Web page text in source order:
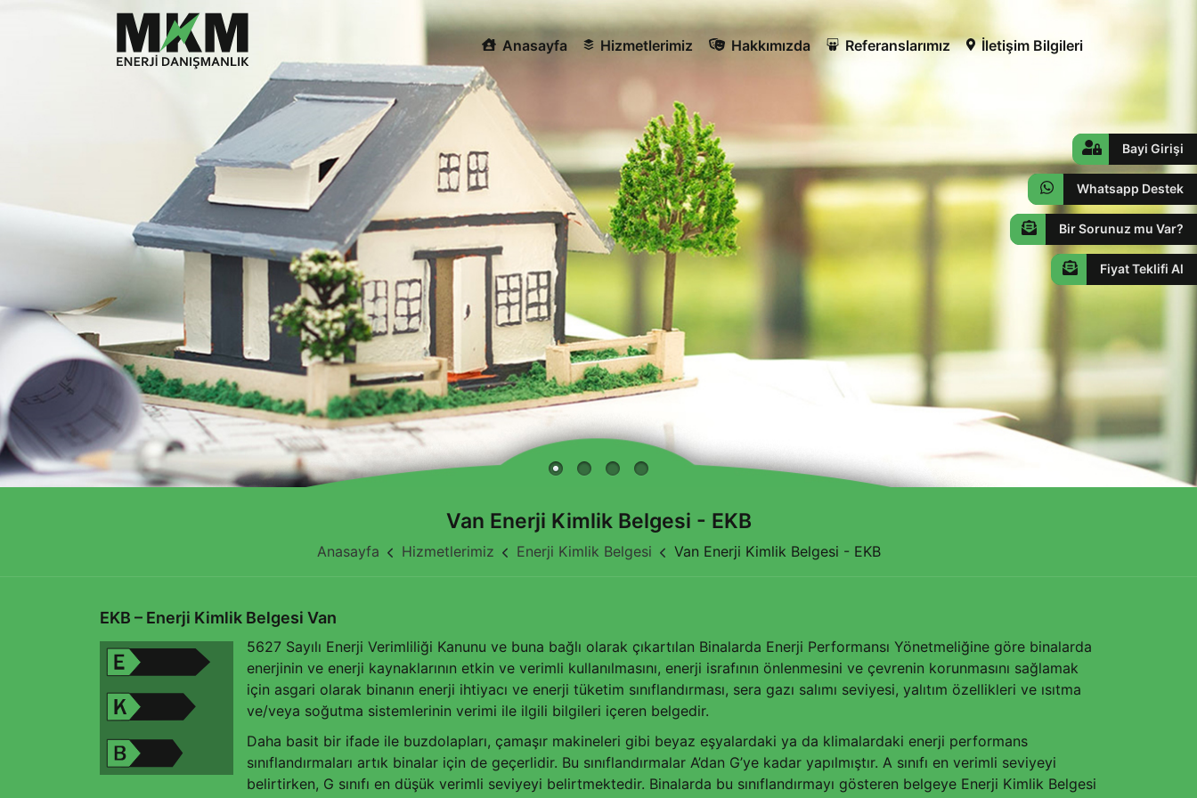
Bayi Girişi
Whatsapp Destek
Bir Sorunuz mu Var?
Fiyat Teklifi Al
Anasayfa Hizmetlerimiz Hakkımızda Referanslarımız İletişim Bilgileri
Van Enerji Kimlik Belgesi - EKB
Anasayfa Hizmetlerimiz Enerji Kimlik Belgesi Van Enerji Kimlik Belgesi - EKB
EKB – Enerji Kimlik Belgesi Van
5627 Sayılı Enerji Verimliliği Kanunu ve buna bağlı olarak çıkartılan Binalarda Enerji Performansı Yönetmeliğine göre binalarda
enerjinin ve enerji kaynaklarının etkin ve verimli kullanılmasını, enerji israfının önlenmesini ve çevrenin korunmasını sağlamak
için asgari olarak binanın enerji ihtiyacı ve enerji tüketim sınıflandırması, sera gazı salımı seviyesi, yalıtım özellikleri ve ısıtma
ve/veya soğutma sistemlerinin verimi ile ilgili bilgileri içeren belgedir.
Daha basit bir ifade ile buzdolapları, çamaşır makineleri gibi beyaz eşyalardaki ya da klimalardaki enerji performans
sınıflandırmaları artık binalar için de geçerlidir. Bu sınıflandırmalar A’dan G’ye kadar yapılmıştır. A sınıfı en verimli seviyeyi
belirtirken, G sınıfı en düşük verimli seviyeyi belirtmektedir. Binalarda bu sınıflandırmayı gösteren belgeye Enerji Kimlik Belgesi